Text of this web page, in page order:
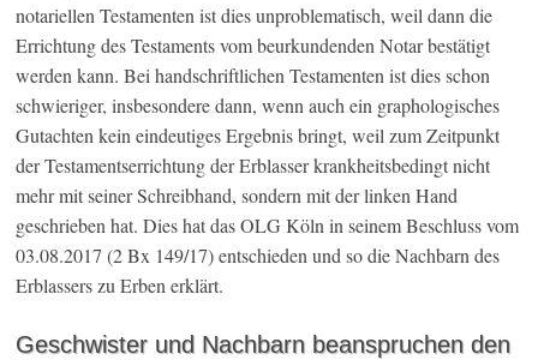
notariellen Testamenten ist dies unproblematisch, weil dann die
Errichtung des Testaments vom beurkundenden Notar bestätigt
werden kann. Bei handschriftlichen Testamenten ist dies schon
schwieriger, insbesondere dann, wenn auch ein graphologisches
Gutachten kein eindeutiges Ergebnis bringt, weil zum Zeitpunkt
der Testamentserrichtung der Erblasser krankheitsbedingt nicht
mehr mit seiner Schreibhand, sondern mit der linken Hand
geschrieben hat. Dies hat das OLG Köln in seinem Beschluss vom
03.08.2017 (2 Bx 149/17) entschieden und so die Nachbarn des
Erblassers zu Erben erklärt.
Geschwister und Nachbarn beanspruchen den